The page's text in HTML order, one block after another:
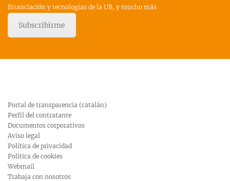
financiación y tecnologías de la UB, y mucho más
Subscribirme
Portal de transparencia (catalán)
Perfil del contratante
Documentos corporativos
Aviso legal
Política de privacidad
Política de cookies
Webmail
Trabaja con nosotros